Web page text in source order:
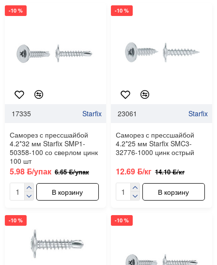
-10 %
17335 Starfix
Саморез с прессшайбой
4.2*32 мм Starfix SMР1-
50358-100 со сверлом цинк
100 шт
5.98 ƃ/упак 6.65 ƃ/упак
В корзину
-10 %
23061 Starfix
Саморез с прессшайбой
4.2*25 мм Starfix SMC3-
32776-1000 цинк острый
12.69 ƃ/кг 14.10 ƃ/кг
В корзину
-10 % -10 %